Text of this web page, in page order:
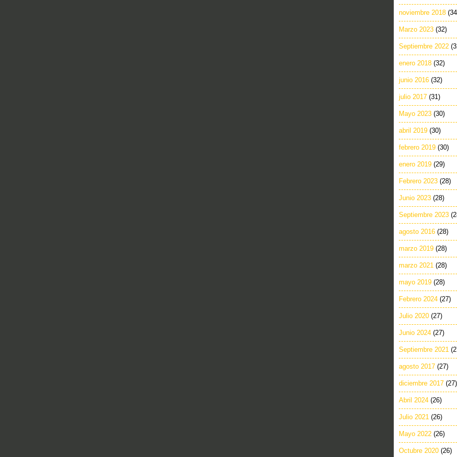
noviembre 2018
Marzo 2023 (32)
Septiembre 2022
enero 2018 (32)
junio 2016 (32)
julio 2017 (31)
Mayo 2023 (30)
abril 2019 (30)
febrero 2019 (30)
enero 2019 (29)
Febrero 2023 (28)
Junio 2023 (28)
Septiembre 2023
agosto 2016 (28)
marzo 2019 (28)
marzo 2021 (28)
mayo 2019 (28)
Febrero 2024 (27)
Julio 2020 (27)
Junio 2024 (27)
Septiembre 2021
agosto 2017 (27)
diciembre 2017 (27)
Abril 2024 (26)
Julio 2021 (26)
Mayo 2022 (26)
Octubre 2020 (26)